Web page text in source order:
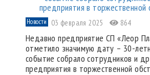
Новости 03 февраля 2025 864
Недавно предприятие СП «Леор
отметило значимую дату – 30-
событие собрало сотрудников и
предприятия в торжественной